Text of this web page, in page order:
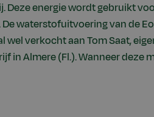
Deze energie wordt gebruikt
waterstofuitvoering van de
wel verkocht aan Tom Saat,
in Almere (Fl.). Wanneer deze